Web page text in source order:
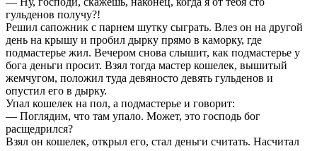
гульденов получу?!
Решил сапожник с парнем шутку сыграть. Влез он на другой
день на крышу и пробил дырку прямо в каморку, где
подмастерье жил. Вечером снова слышит, как подмастерье у
бога деньги просит. Взял тогда мастер кошелек, вышитый
жемчугом, положил туда девяносто девять гульденов и
опустил его в дырку.
Упал кошелек на пол, а подмастерье и говорит:
— Поглядим, что там упало. Может, это господь бог
расщедрился?
Взял он кошелек, открыл его, стал деньги считать. Насчитал